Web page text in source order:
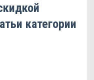
категории